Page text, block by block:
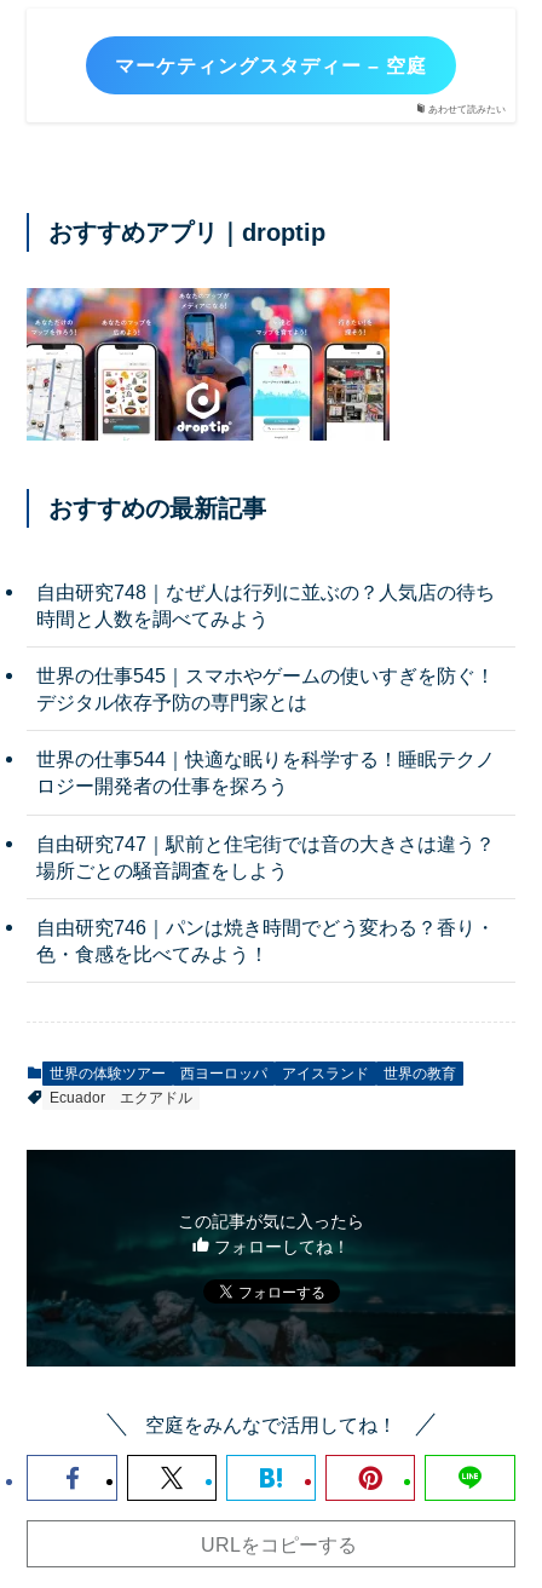
あわせて読みたい
マーケティングスタディー – 空庭
おすすめアプリ｜droptip
おすすめの最新記事
自由研究748｜なぜ人は行列に並ぶの？人気店の待ち
時間と人数を調べてみよう
世界の仕事545｜スマホやゲームの使いすぎを防ぐ！
デジタル依存予防の専門家とは
世界の仕事544｜快適な眠りを科学する！睡眠テクノ
ロジー開発者の仕事を探ろう
自由研究747｜駅前と住宅街では音の大きさは違う？
場所ごとの騒音調査をしよう
自由研究746｜パンは焼き時間でどう変わる？香り・
色・食感を比べてみよう！
世界の体験ツアー 西ヨーロッパ アイスランド
世界の教育
Ecuador
エクアドル
この記事が気に入ったら
フォローしてね！
空庭をみんなで活用してね！
URLをコピーする